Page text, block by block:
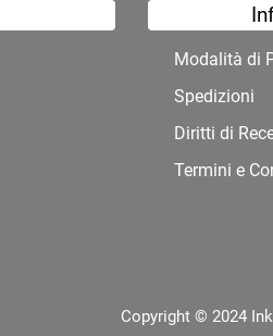
Modalità di
Spedizioni
Diritti di
Termini e
Copyright © 2024